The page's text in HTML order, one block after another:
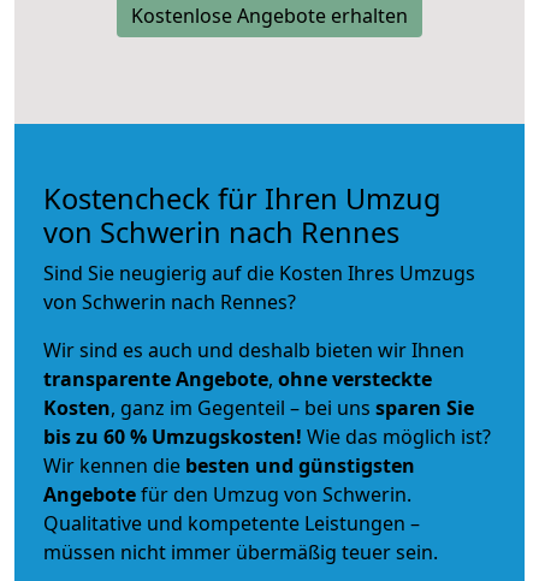
Kostenlose Angebote erhalten
Kostencheck für Ihren Umzug
von Schwerin nach Rennes
Sind Sie neugierig auf die Kosten Ihres Umzugs
von Schwerin nach Rennes?
Wir sind es auch und deshalb bieten wir Ihnen
transparente Angebote, ohne versteckte
Kosten, ganz im Gegenteil – bei uns sparen Sie
bis zu 60 % Umzugskosten! Wie das möglich ist?
Wir kennen die besten und günstigsten
Angebotefür den Umzug von Schwerin.
Qualitative und kompetente Leistungen –
müssen nicht immer übermäßig teuer sein.